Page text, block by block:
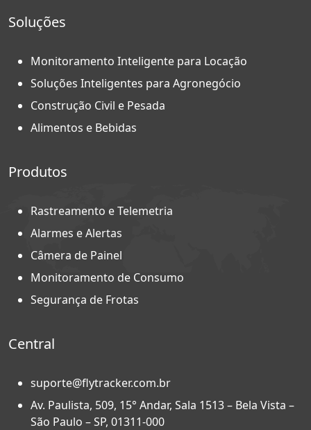
Soluções
Monitoramento Inteligente para Locação
Soluções Inteligentes para Agronegócio
Construção Civil e Pesada
Alimentos e Bebidas
Produtos
Rastreamento e Telemetria
Alarmes e Alertas
Câmera de Painel
Monitoramento de Consumo
Segurança de Frotas
Central
suporte@flytracker.com.br
Av. Paulista, 509, 15° Andar, Sala 1513 – Bela Vista –
São Paulo – SP, 01311-000